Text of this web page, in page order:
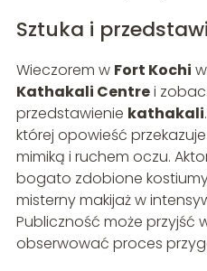
Sztuka i
Wieczorem w Fort Kochi
Kathakali Centrei
przedstawienie kathakali
której opowieść
mimiką i ruchem oczu.
bogato zdobione
misterny makijaż w
Publiczność może przyjść
obserwować proces